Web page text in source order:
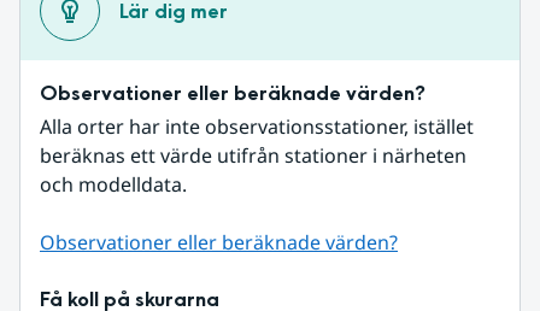
Lär dig mer
Observationer eller beräknade värden?
Alla orter har inte observationsstationer, istället
beräknas ett värde utifrån stationer i närheten
och modelldata.
Observationer eller beräknade värden?
Få koll på skurarna